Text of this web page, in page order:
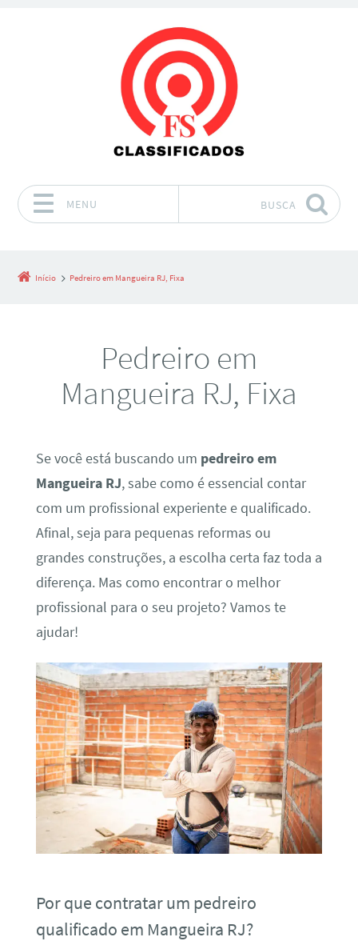
MENU BUSCA
Início Pedreiro em Mangueira RJ, Fixa
Pedreiro em
Mangueira RJ, Fixa
Se você está buscando um pedreiro em
Mangueira RJ, sabe como é essencial contar
com um profissional experiente e qualificado.
Afinal, seja para pequenas reformas ou
grandes construções, a escolha certa faz toda a
diferença. Mas como encontrar o melhor
profissional para o seu projeto? Vamos te
ajudar!
Por que contratar um pedreiro
qualificado em Mangueira RJ?